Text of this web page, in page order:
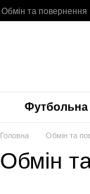
Обмін та повернення
Головна Обмін та
Обмін